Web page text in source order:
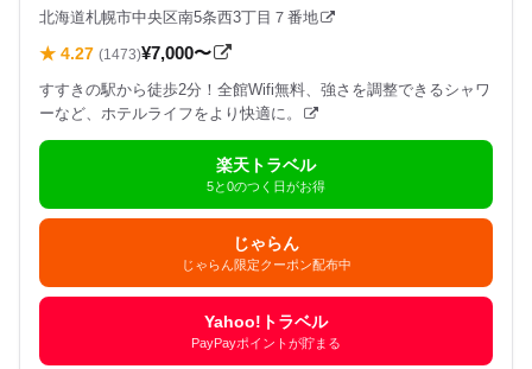
北海道札幌市中央区南5条西3丁目７番地
★ 4.27(1473)¥7,000〜
すすきの駅から徒歩2分！全館Wifi無料、強さを調整できるシャワ
ーなど、ホテルライフをより快適に。
楽天トラベル
5と0のつく日がお得
じゃらん
じゃらん限定クーポン配布中
Yahoo!トラベル
PayPayポイントが貯まる